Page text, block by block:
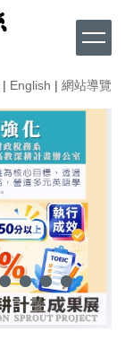
| English | 網站導覽